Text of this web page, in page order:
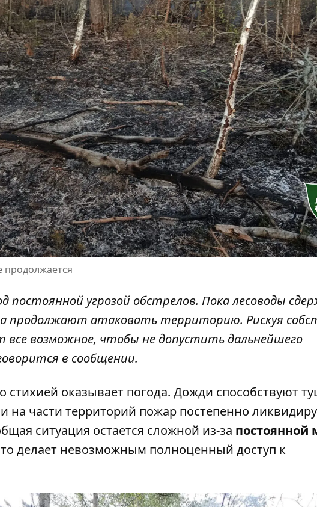
продолжается
постоянной угрозой обстрелов. Пока лесоводы
продолжают атаковать территорию. Рискуя
все возможное, чтобы не допустить дальнейшего
в сообщении.
оказывает погода. Дожди способствуют
на части территорий пожар постепенно
ситуация остается сложной из-за постоянной
делает невозможным полноценный доступ к